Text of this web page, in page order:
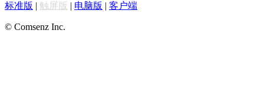
标准版 | 触屏版 | 电脑版 | 客户端
© Comsenz Inc.